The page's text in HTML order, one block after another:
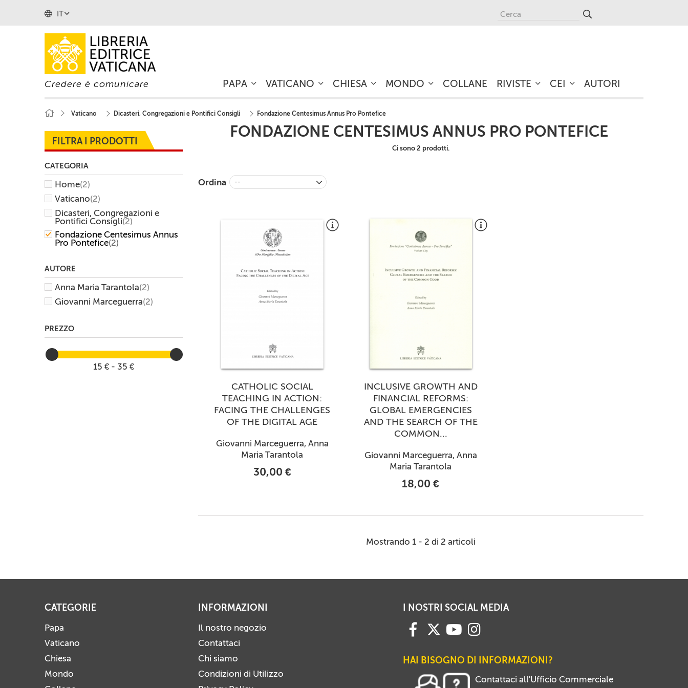
IT
Credere è comunicare PAPA VATICANO CHIESA MONDO COLLANE RIVISTE CEI AUTORI
Vaticano Dicasteri, Congregazioni e Pontifici Consigli Fondazione Centesimus Annus Pro Pontefice
FILTRA I PRODOTTI
CATEGORIA
Home(2)
Vaticano(2)
Dicasteri, Congregazioni e
Pontifici Consigli(2)
Fondazione Centesimus Annus
Pro Pontefice(2)
AUTORE
Anna Maria Tarantola(2)
Giovanni Marceguerra(2)
PREZZO
15 € - 35 €
FONDAZIONE CENTESIMUS ANNUS PRO PONTEFICE
Ci sono 2 prodotti.
Ordina --
CATHOLIC SOCIAL
TEACHING IN ACTION:
FACING THE CHALLENGES
OF THE DIGITAL AGE
Giovanni Marceguerra, Anna
Maria Tarantola
30,00 €
INCLUSIVE GROWTH AND
FINANCIAL REFORMS:
GLOBAL EMERGENCIES
AND THE SEARCH OF THE
COMMON...
Giovanni Marceguerra, Anna
Maria Tarantola
18,00 €
Mostrando 1 - 2 di 2 articoli
CATEGORIE
Papa
Vaticano
Chiesa
Mondo
INFORMAZIONI
Il nostro negozio
Contattaci
Chi siamo
Condizioni di Utilizzo
I NOSTRI SOCIAL MEDIA
HAI BISOGNO DI INFORMAZIONI?
Contattaci all'Ufficio Commerciale